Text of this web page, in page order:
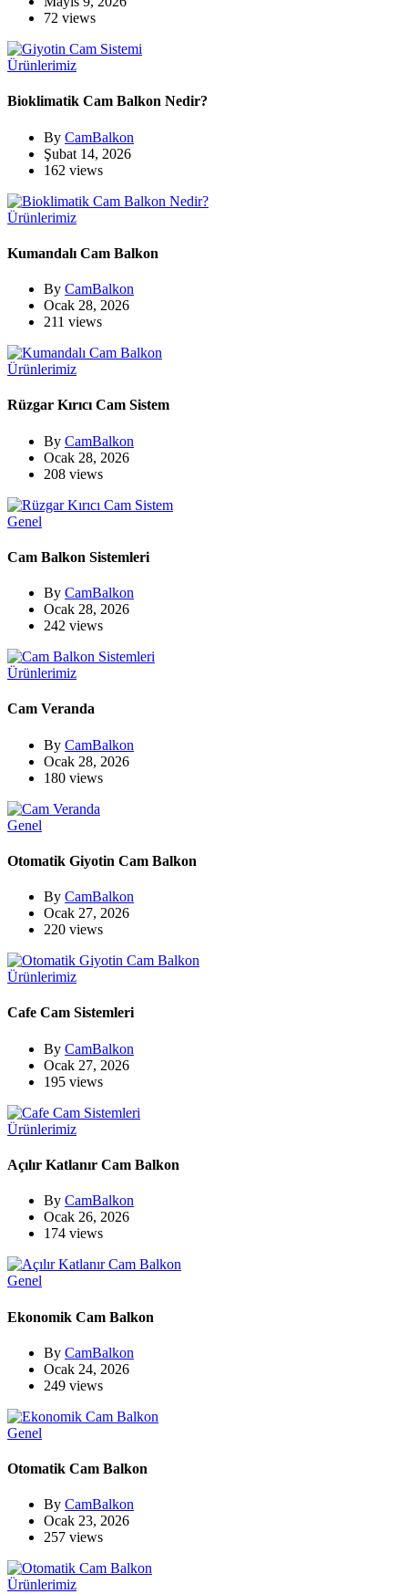
72 views
Ürünlerimiz
Bioklimatik Cam Balkon Nedir?
By CamBalkon
Şubat 14, 2026
162 views
Ürünlerimiz
Kumandalı Cam Balkon
By CamBalkon
Ocak 28, 2026
211 views
Ürünlerimiz
Rüzgar Kırıcı Cam Sistem
By CamBalkon
Ocak 28, 2026
208 views
Genel
Cam Balkon Sistemleri
By CamBalkon
Ocak 28, 2026
242 views
Ürünlerimiz
Cam Veranda
By CamBalkon
Ocak 28, 2026
180 views
Genel
Otomatik Giyotin Cam Balkon
By CamBalkon
Ocak 27, 2026
220 views
Ürünlerimiz
Cafe Cam Sistemleri
By CamBalkon
Ocak 27, 2026
195 views
Ürünlerimiz
Açılır Katlanır Cam Balkon
By CamBalkon
Ocak 26, 2026
174 views
Genel
Ekonomik Cam Balkon
By CamBalkon
Ocak 24, 2026
249 views
Genel
Otomatik Cam Balkon
By CamBalkon
Ocak 23, 2026
257 views
Ürünlerimiz